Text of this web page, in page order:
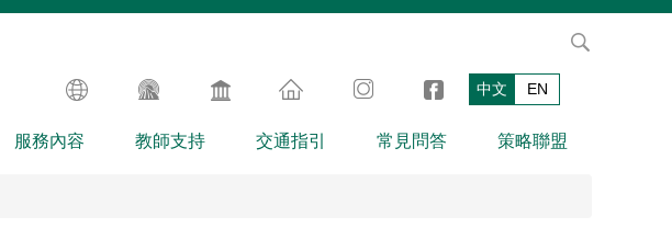
中文 EN
服務內容 教師支持 交通指引 常見問答 策略聯盟